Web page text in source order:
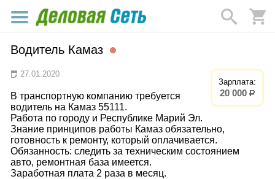
Водитель Камаз
Зарплата:
20 000 р.
27.01.2020
В транспортную компанию требуется
водитель на Камаз 55111.
Работа по городу и Республике Марий Эл.
Знание принципов работы Камаз обязательно,
готовность к ремонту, который оплачивается.
Обязанность: следить за техническим состоянием
авто, ремонтная база имеется.
Заработная плата 2 раза в месяц.